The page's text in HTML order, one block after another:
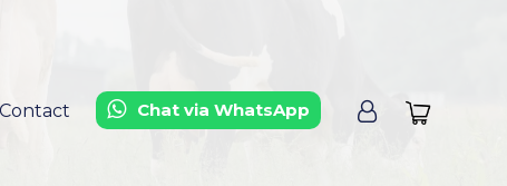
Contact Chat via WhatsApp